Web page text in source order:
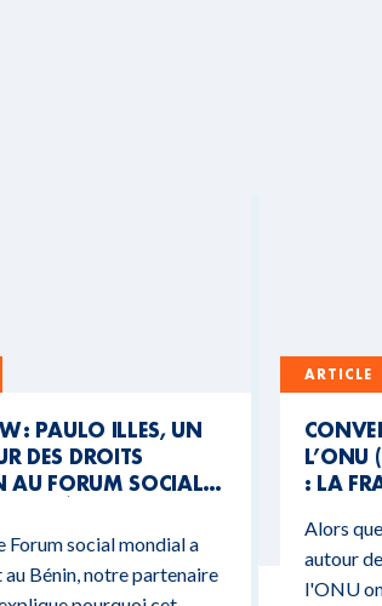
: PAULO ILLES, UN
DES DROITS
AU FORUM SOCIAL
Forum social mondial a
au Bénin, notre partenaire
ARTICLE
L’ONU
: LA
Alors
autour
l'ONU